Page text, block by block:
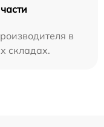
в
складах.